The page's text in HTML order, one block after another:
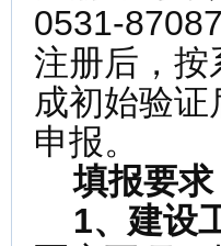
0531-
注册后，按
成初始验
申报。
填报要求
1、 建设